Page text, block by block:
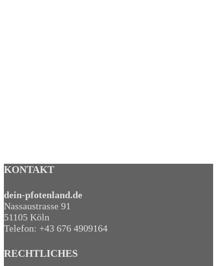
KONTAKT
dein-pfotenland.de
Nassaustrasse 91
51105 Köln
Telefon: +43 676 4909164‬
RECHTLICHES